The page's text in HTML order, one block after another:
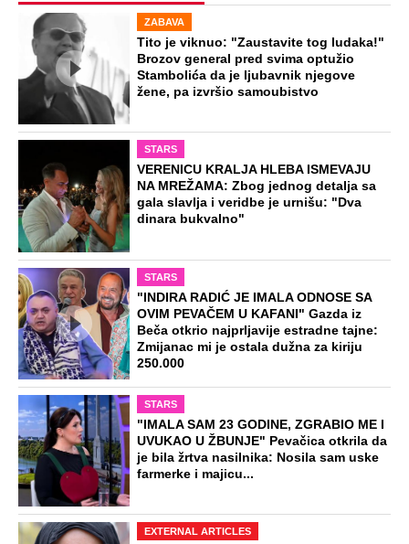
ZABAVA
Tito je viknuo: "Zaustavite tog ludaka!"
Brozov general pred svima optužio
Stambolića da je ljubavnik njegove
žene, pa izvršio samoubistvo
STARS
VERENICU KRALJA HLEBA ISMEVAJU
NA MREŽAMA: Zbog jednog detalja sa
gala slavlja i veridbe je urnišu: "Dva
dinara bukvalno"
STARS
"INDIRA RADIĆ JE IMALA ODNOSE SA
OVIM PEVAČEM U KAFANI" Gazda iz
Beča otkrio najprljavije estradne tajne:
Zmijanac mi je ostala dužna za kiriju
250.000
STARS
"IMALA SAM 23 GODINE, ZGRABIO ME I
UVUKAO U ŽBUNJE" Pevačica otkrila da
je bila žrtva nasilnika: Nosila sam uske
farmerke i majicu...
EXTERNAL ARTICLES